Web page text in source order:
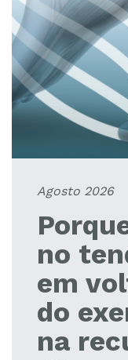
Agosto 2026
no
em
do
na